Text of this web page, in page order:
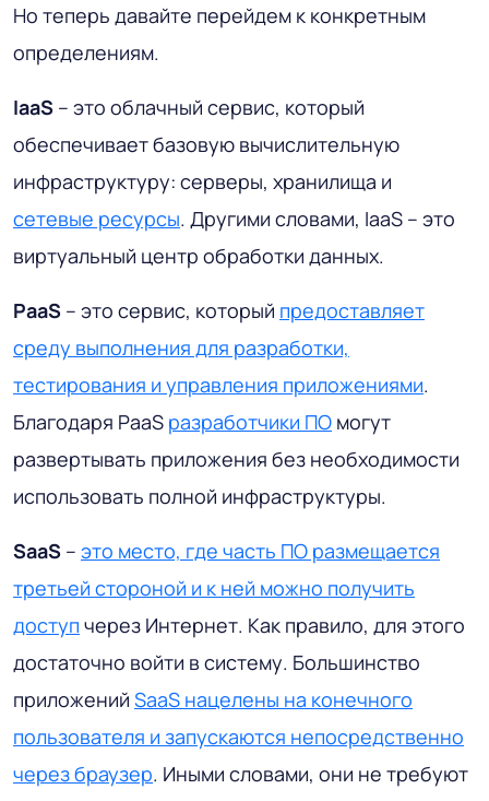
Но теперь давайте перейдем к конкретным
определениям.
IaaS – это облачный сервис, который
обеспечивает базовую вычислительную
инфраструктуру: серверы, хранилища и
сетевые ресурсы. Другими словами, IaaS – это
виртуальный центр обработки данных.
PaaS – это сервис, который предоставляет
среду выполнения для разработки,
тестирования и управления приложениями.
Благодаря PaaS разработчики ПО могут
развертывать приложения без необходимости
использовать полной инфраструктуры.
SaaS – это место, где часть ПО размещается
третьей стороной и к ней можно получить
доступ через Интернет. Как правило, для этого
достаточно войти в систему. Большинство
приложений SaaS нацелены на конечного
пользователя и запускаются непосредственно
через браузер. Иными словами, они не требуют